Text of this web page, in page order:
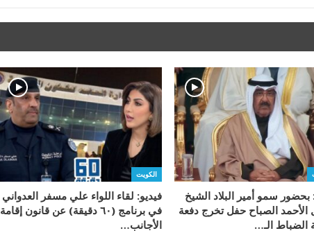
بحضور سمو أمير البلاد الشيخ
الصباح حفل تخرج دفعة
الضباط الـ…
الكويت
فيديو: لقاء اللواء علي مسفر العدواني
في برنامج (٦٠ دقيقة) عن قانون إقامة
الأجانب…